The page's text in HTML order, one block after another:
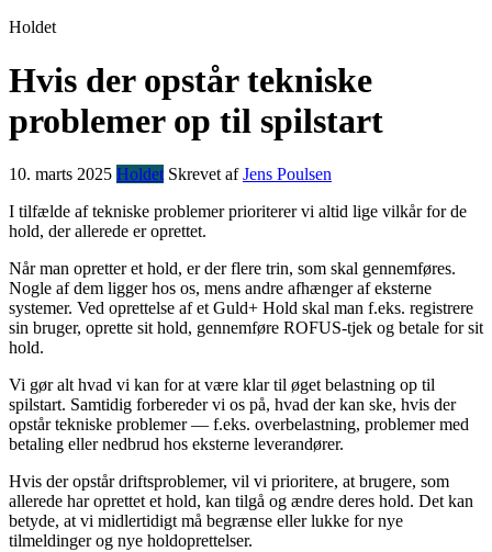
Holdet
Hvis der opstår tekniske
problemer op til spilstart
10. marts 2025 Holdet Skrevet afJens Poulsen
I tilfælde af tekniske problemer prioriterer vi altid lige vilkår for de
hold, der allerede er oprettet.
Når man opretter et hold, er der flere trin, som skal gennemføres.
Nogle af dem ligger hos os, mens andre afhænger af eksterne
systemer. Ved oprettelse af et Guld+ Hold skal man f.eks. registrere
sin bruger, oprette sit hold, gennemføre ROFUS-tjek og betale for sit
hold.
Vi gør alt hvad vi kan for at være klar til øget belastning op til
spilstart. Samtidig forbereder vi os på, hvad der kan ske, hvis der
opstår tekniske problemer — f.eks. overbelastning, problemer med
betaling eller nedbrud hos eksterne leverandører.
Hvis der opstår driftsproblemer, vil vi prioritere, at brugere, som
allerede har oprettet et hold, kan tilgå og ændre deres hold. Det kan
betyde, at vi midlertidigt må begrænse eller lukke for nye
tilmeldinger og nye holdoprettelser.